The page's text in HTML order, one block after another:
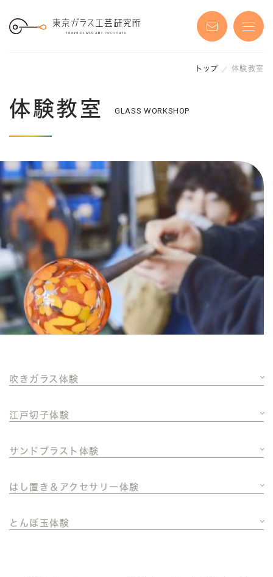
体験教室 GLASS WORKSHOP
吹きガラス体験
江戸切子体験
サンドブラスト体験
はし置き＆アクセサリー体験
とんぼ玉体験
トップ 体験教室